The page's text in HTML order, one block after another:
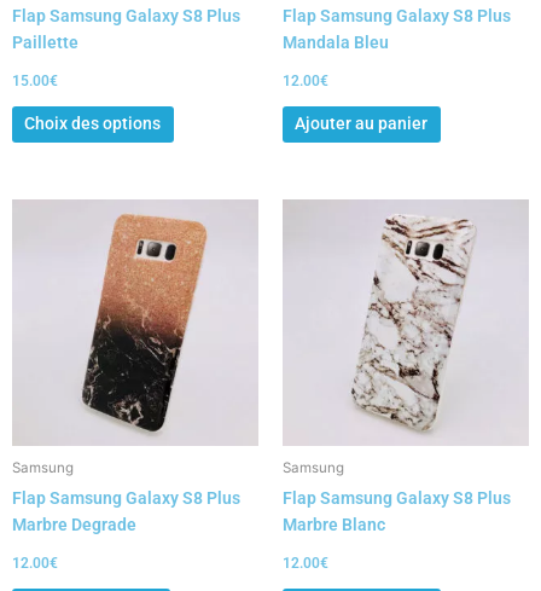
Flap Samsung Galaxy S8 Plus
Paillette
15.00€
Choix des options
la
Flap Samsung Galaxy S8 Plus
Mandala Bleu
12.00€
Ajouter au panier
Samsung
Flap Samsung Galaxy S8 Plus
Marbre Degrade
12.00€
Samsung
Flap Samsung Galaxy S8 Plus
Marbre Blanc
12.00€